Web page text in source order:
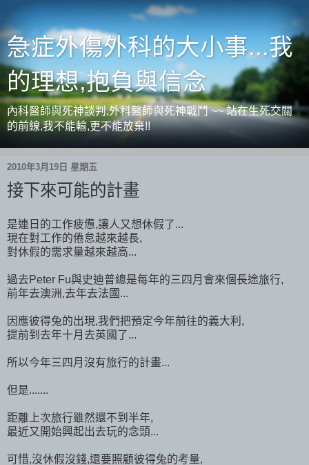
急症外傷外科的大小事...我
的理想,抱負與信念
內科醫師與死神談判,外科醫師與死神戰鬥 ~~ 站在生死交關
的前線,我不能輸,更不能放棄!!
2010年3月19日 星期五
接下來可能的計畫
是連日的工作疲憊,讓人又想休假了...
現在對工作的倦怠越來越長,
對休假的需求量越來越高...
過去Peter Fu與史迪普總是每年的三四月會來個長途旅行,
前年去澳洲,去年去法國...
因應彼得兔的出現,我們把預定今年前往的義大利,
提前到去年十月去英國了...
所以今年三四月沒有旅行的計畫...
但是.......
距離上次旅行雖然還不到半年,
最近又開始興起出去玩的念頭...
可惜,沒休假沒錢,還要照顧彼得兔的考量,